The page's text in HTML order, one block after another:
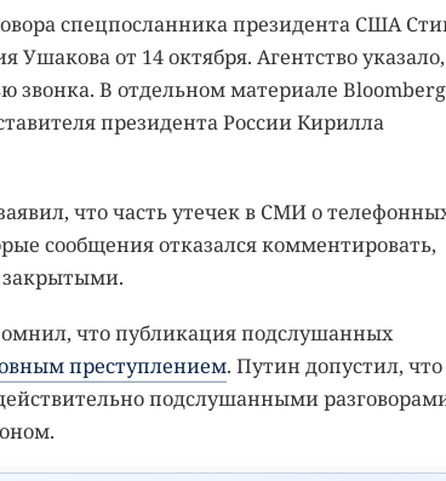
спецпосланника президента США
от 14 октября. Агентство
звонка. В отдельном материале Bloomberg
президента России Кирилла
что часть утечек в СМИ о
сообщения отказался комментировать,
закрытыми.
что публикация подслушанных
преступлением. Путин допустил, что
подслушанными